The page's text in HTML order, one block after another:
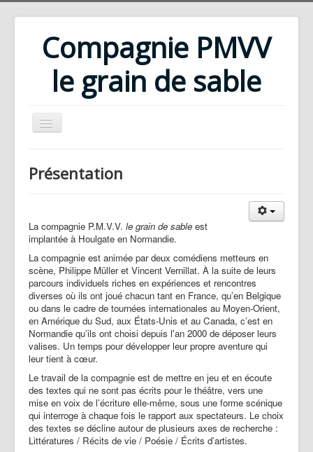
Compagnie PMVV
le grain de sable
Compagnie
Rencontres d'été
Bibliothèque
Téléchargements
Partenaires | Liens
Presse | Archives
Contact
Présentation
La compagnie P.M.V.V. le grain de sable est
implantée à Houlgate en Normandie.
La compagnie est animée par deux comédiens metteurs en
scène, Philippe Müller et Vincent Vernillat. À la suite de leurs
parcours individuels riches en expériences et rencontres
diverses où ils ont joué chacun tant en France, qu’en Belgique
ou dans le cadre de tournées internationales au Moyen-Orient,
en Amérique du Sud, aux États-Unis et au Canada, c’est en
Normandie qu’ils ont choisi depuis l'an 2000 de déposer leurs
valises. Un temps pour développer leur propre aventure qui
leur tient à cœur.
Le travail de la compagnie est de mettre en jeu et en écoute
des textes qui ne sont pas écrits pour le théâtre, vers une
mise en voix de l’écriture elle-même, sous une forme scénique
qui interroge à chaque fois le rapport aux spectateurs. Le choix
des textes se décline autour de plusieurs axes de recherche :
Littératures / Récits de vie / Poésie / Écrits d’artistes.